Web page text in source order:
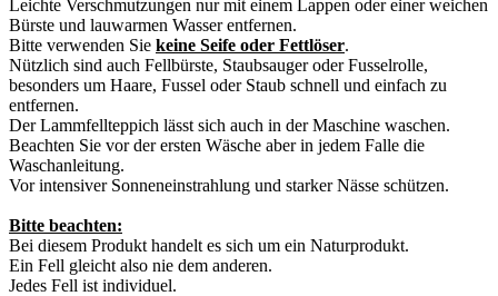
Leichte Verschmutzungen nur mit einem Lappen oder einer weichen
Bürste und lauwarmen Wasser entfernen.
Bitte verwenden Sie keine Seife oder Fettlöser.
Nützlich sind auch Fellbürste, Staubsauger oder Fusselrolle,
besonders um Haare, Fussel oder Staub schnell und einfach zu
entfernen.
Der Lammfellteppich lässt sich auch in der Maschine waschen.
Beachten Sie vor der ersten Wäsche aber in jedem Falle die
Waschanleitung.
Vor intensiver Sonneneinstrahlung und starker Nässe schützen.
Bitte beachten:
Bei diesem Produkt handelt es sich um ein Naturprodukt.
Ein Fell gleicht also nie dem anderen.
Jedes Fell ist individuel.